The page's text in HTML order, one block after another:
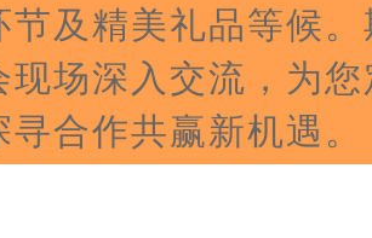
节及精美礼品等候
现场深入交流， 为
寻合作共赢新机遇。